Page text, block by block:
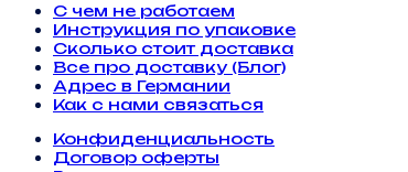
С чем не работаем
Инструкция по упаковке
Сколько стоит доставка
Все про доставку (Блог)
Адрес в Германии
Как с нами связаться
Конфиденциальность
Договор оферты